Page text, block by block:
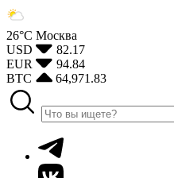
26°С Москва
USD
82.17
EUR
94.84
BTC
64,971.83